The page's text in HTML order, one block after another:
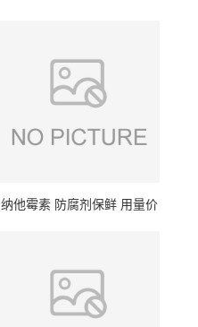
纳他霉素 防腐剂保鲜 用量价